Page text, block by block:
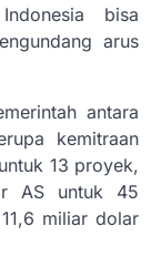
bisa
arus
antara
kemitraan
13 proyek,
AS untuk 45
miliar dolar